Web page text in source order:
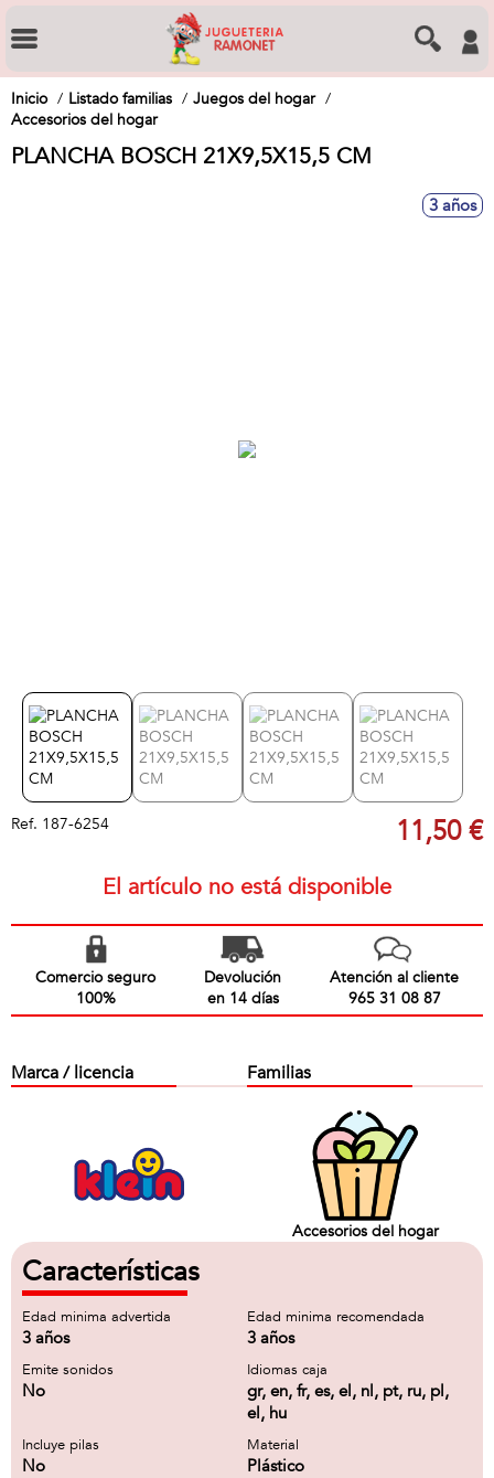
Inicio Listado familias
Juegos del hogar
Accesorios del hogar
PLANCHA BOSCH 21X9,5X15,5 CM
3 años
Ref. 187-6254 11,50 €
El artículo no está disponible
Comercio seguro
100%
Devolución
en 14 días
Atención al cliente
965 31 08 87
Marca / licencia Familias
Accesorios del hogar
Características
Edad minima advertida
3 años
Edad minima recomendada
3 años
Emite sonidos
No
Idiomas caja
gr, en, fr, es, el, nl, pt, ru, pl,
el, hu
Incluye pilas
No
Material
Plástico